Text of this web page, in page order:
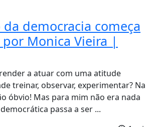
da democracia começa
Monica Vieira |
a atuar com uma atitude
treinar, observar, experimentar? Na
óbvio! Mas para mim não era nada
passa a ser ...